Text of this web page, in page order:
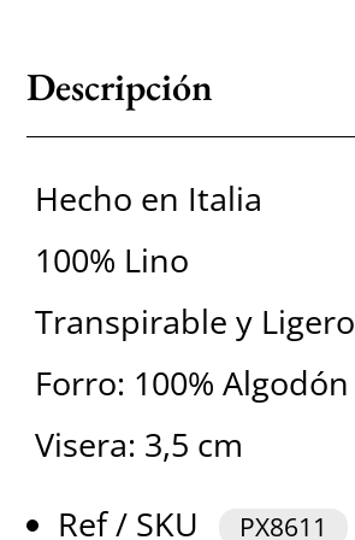
Descripción
Hecho en Italia
100% Lino
Transpirable y Ligero
Forro: 100% Algodón
Visera: 3,5 cm
Ref / SKU
PX8611